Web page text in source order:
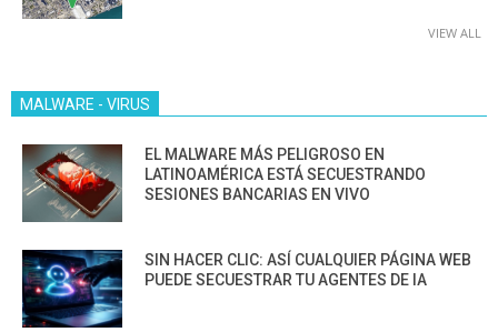
VIEW ALL
MALWARE - VIRUS
EL MALWARE MÁS PELIGROSO EN
LATINOAMÉRICA ESTÁ SECUESTRANDO
SESIONES BANCARIAS EN VIVO
SIN HACER CLIC: ASÍ CUALQUIER PÁGINA WEB
PUEDE SECUESTRAR TU AGENTES DE IA